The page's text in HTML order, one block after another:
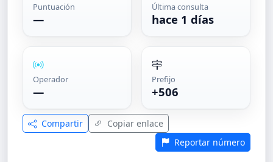
Puntuación
—
Última consulta
hace 1 días
Operador
—
Prefijo
+506
Compartir
Copiar enlace
Reportar número